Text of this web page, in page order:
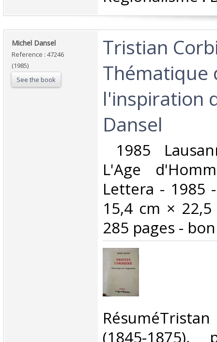
‎Michel Dansel‎
Reference : 47246
(1985)
See the book
‎Tristian
Thématique
l'inspiration
Dansel ‎
1985
L'Age
Lettera - 1985
15,4 cm ×
285 pages -
(1845-